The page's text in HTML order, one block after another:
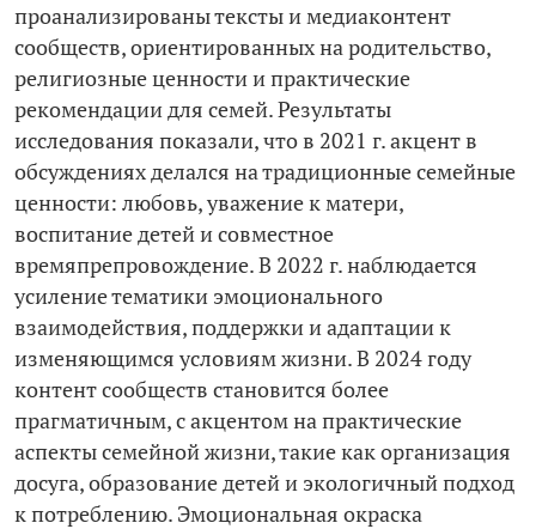
проанализированы тексты и медиаконтент
сообществ, ориентированных на родительство,
религиозные ценности и практические
рекомендации для семей. Результаты
исследования показали, что в 2021 г. акцент в
обсуждениях делался на традиционные семейные
ценности: любовь, уважение к матери,
воспитание детей и совместное
времяпрепровождение. В 2022 г. наблюдается
усиление тематики эмоционального
взаимодействия, поддержки и адаптации к
изменяющимся условиям жизни. В 2024 году
контент сообществ становится более
прагматичным, с акцентом на практические
аспекты семейной жизни, такие как организация
досуга, образование детей и экологичный подход
к потреблению. Эмоциональная окраска